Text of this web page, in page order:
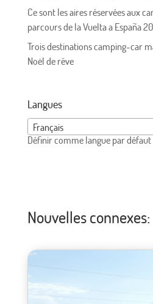
Ce sont les aires réservées aux
parcours de la Vuelta a España
Trois destinations camping-car
Noël de rêve
Langues
Français
Définir comme langue par défaut
Nouvelles connexes: